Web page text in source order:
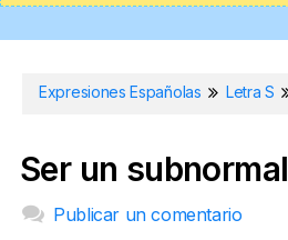
Expresiones Españolas Letra S
Ser un subnormal
Publicar un comentario